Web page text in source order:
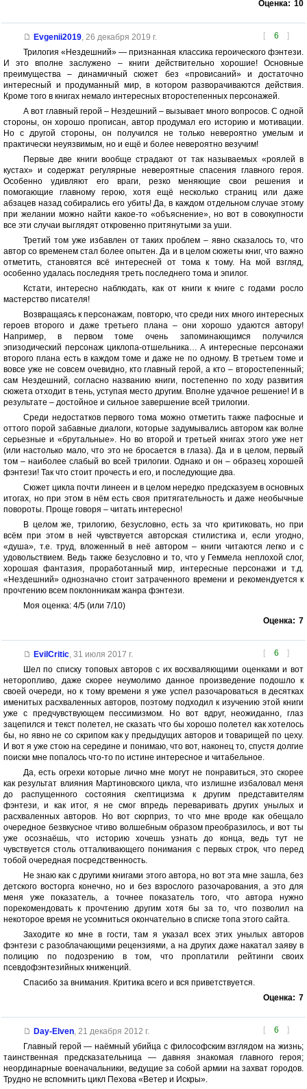
Оценка: 10
[ 6 ]
Evgenii2019, 26 декабря 2019 г.
Трилогия «Нездешний» — признанная классика героического фэнтези.
И это вполне заслужено – книги действительно хорошие! Основные
преимущества – динамичный сюжет без «провисаний» и достаточно
интересный и продуманный мир, в котором разворачиваются действия.
Кроме того в книгах немало интересных второстепенных персонажей.
А вот главный герой – Нездешний – вызывает много вопросов. С одной
стороны, он хорошо прописан, автор продумал его историю и мотивации.
Но с другой стороны, он получился не только невероятно умелым и
практически неуязвимым, но и ещё и более невероятно везучим!
Первые две книги вообще страдают от так называемых «роялей в
кустах» и содержат регулярные невероятные спасения главного героя.
Особенно удивляют его враги, резко меняющие свои решения и
помогающие главному герою, хотя ещё несколько страниц или даже
абзацев назад собирались его убить! Да, в каждом отдельном случае этому
при желании можно найти какое-то «объяснение», но вот в совокупности
все эти случаи выглядят откровенно притянутыми за уши.
Третий том уже избавлен от таких проблем – явно сказалось то, что
автор со временем стал более опытен. Да и в целом сюжеты книг, что важно
отметить, становятся всё интересней от тома к тому. На мой взгляд,
особенно удалась последняя треть последнего тома и эпилог.
Кстати, интересно наблюдать, как от книги к книге с годами росло
мастерство писателя!
Возвращаясь к персонажам, повторю, что среди них много интересных
героев второго и даже третьего плана – они хорошо удаются автору!
Например, в первом томе очень запоминающимся получился
эпизодический персонаж циклопа-отшельника… А интересные персонажи
второго плана есть в каждом томе и даже не по одному. В третьем томе и
вовсе уже не совсем очевидно, кто главный герой, а кто – второстепенный;
сам Нездешний, согласно названию книги, постепенно по ходу развития
сюжета отходит в тень, уступая место другим. Вполне удачное решение! И в
результате – достойное и сильное завершение всей трилогии.
Среди недостатков первого тома можно отметить также пафосные и
оттого порой забавные диалоги, которые задумывались автором как волне
серьезные и «брутальные». Но во второй и третьей книгах этого уже нет
(или настолько мало, что это не бросается в глаза). Да и в целом, первый
том – наиболее слабый во всей трилогии. Однако и он – образец хорошей
фэнтези! Так что стоит прочесть и его, и последующие два.
Сюжет цикла почти линеен и в целом нередко предсказуем в основных
итогах, но при этом в нём есть своя притягательность и даже необычные
повороты. Проще говоря – читать интересно!
В целом же, трилогию, безусловно, есть за что критиковать, но при
всём при этом в ней чувствуется авторская стилистика и, если угодно,
«душа», т.е. труд, вложенный в неё автором – книги читаются легко и с
удовольствием. Ведь также безусловно и то, что у Геммела неплохой слог,
хорошая фантазия, проработанный мир, интересные персонажи и т.д.
«Нездешний» однозначно стоит затраченного времени и рекомендуется к
прочтению всем поклонникам жанра фэнтези.
Моя оценка: 4/5 (или 7/10)
Оценка: 7
[ 6 ]
EvilCritic, 31 июля 2017 г.
Шел по списку топовых авторов с их восхваляющими оценками и вот
неторопливо, даже скорее неумолимо данное произведение подошло к
своей очереди, но к тому времени я уже успел разочароваться в десятках
именитых расхваленных авторов, поэтому подходил к изучению этой книги
уже с предчувствующем пессимизмом. Но вот вдруг, неожиданно, глаз
зацепился и текст полетел, не сказать что бы хорошо полетел как хотелось
бы, но явно не со скрипом как у предыдущих авторов и товарищей по цеху.
И вот я уже стою на середине и понимаю, что вот, наконец то, спустя долгие
поиски мне попалось что-то по истине интересное и читабельное.
Да, есть огрехи которые лично мне могут не понравиться, это скорее
как результат влияния Мартиновского цикла, что излишне избаловал меня
до распущенного состояния скептицизма к другим представителям
фэнтези, и как итог, я не смог впредь переваривать других унылых и
расхваленных авторов. Но вот сюрприз, то что мне вроде как обещало
очередное безвкусное чтиво волшебным образом преобразилось, и вот ты
уже осознаёшь, что историю хочешь узнать до конца, ведь тут не
чувствуется столь отталкивающего понимания с первых строк, что перед
тобой очередная посредственность.
Не знаю как с другими книгами этого автора, но вот эта мне зашла, без
детского восторга конечно, но и без взрослого разочарования, а это для
меня уже показатель, а точнее показатель того, что автора нужно
порекомендовать к прочтению другим хотя бы за то, что позволил на
некоторое время не усомниться окончательно в списке топа этого сайта.
Заходите ко мне в гости, там я указал всех этих унылых авторов
фэнтези с разоблачающими рецензиями, а на других даже накатал заяву в
полицию по подозрению в том, что проплатили рейтинги своих
псевдофэнтезийных книженций.
Спасибо за внимания. Критика всего и вся приветствуется.
Оценка: 7
[ 6 ]
Day-Elven, 21 декабря 2012 г.
Главный герой — наёмный убийца с философским взглядом на жизнь;
таинственная предсказательница — давняя знакомая главного героя;
неординарные военачальники, ведущие за собой армии на захват городов.
Трудно не вспомнить цикл Пехова «Ветер и Искры».